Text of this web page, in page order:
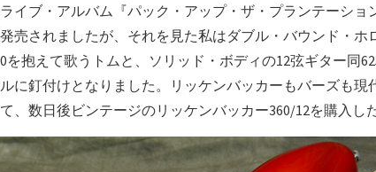
イブ・アルバム『パック・アップ・ザ・プランテーショ
売されましたが、それを見た私はダブル・バウンド・ホ
を抱えて歌うトムと、ソリッド・ボディの12弦ギター同
に釘付けとなりました。リッケンバッカーもバーズも現
、数日後ビンテージのリッケンバッカー360/12を購入し